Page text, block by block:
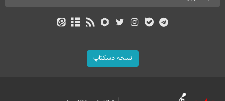
نسخه دسکتاپ